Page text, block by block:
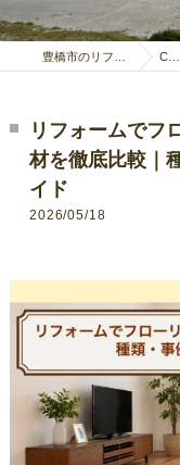
COLUMN
リフォームでフ
材を徹底比較｜
イド
2026/05/18